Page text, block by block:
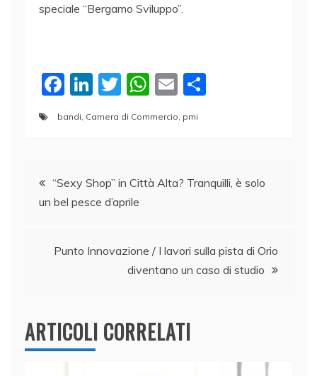
speciale “Bergamo Sviluppo”.
F
a
c
b
o
k
Li
k
dI
n
T
w
itt
W
at
A
E
m
ai
vi
di
bandi Camera di Commercio pmi
Navigazione
articoli
“Sexy Shop” in Città Alta? Tranquilli, è solo
un bel pesce d’aprile
Punto Innovazione / I lavori sulla pista di Orio
diventano un caso di studio
ARTICOLI CORRELATI